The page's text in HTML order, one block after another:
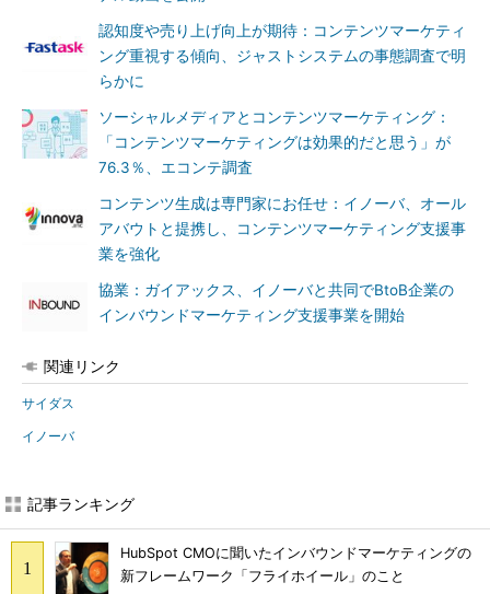
認知度や売り上げ向上が期待：コンテンツマーケティ
ング重視する傾向、ジャストシステムの事態調査で明
らかに
ソーシャルメディアとコンテンツマーケティング：
「コンテンツマーケティングは効果的だと思う」が
76.3％、エコンテ調査
コンテンツ生成は専門家にお任せ：イノーバ、オール
アバウトと提携し、コンテンツマーケティング支援事
業を強化
協業：ガイアックス、イノーバと共同でBtoB企業の
インバウンドマーケティング支援事業を開始
関連リンク
サイダス
イノーバ
記事ランキング
HubSpot CMOに聞いたインバウンドマーケティングの
新フレームワーク「フライホイール」のこと